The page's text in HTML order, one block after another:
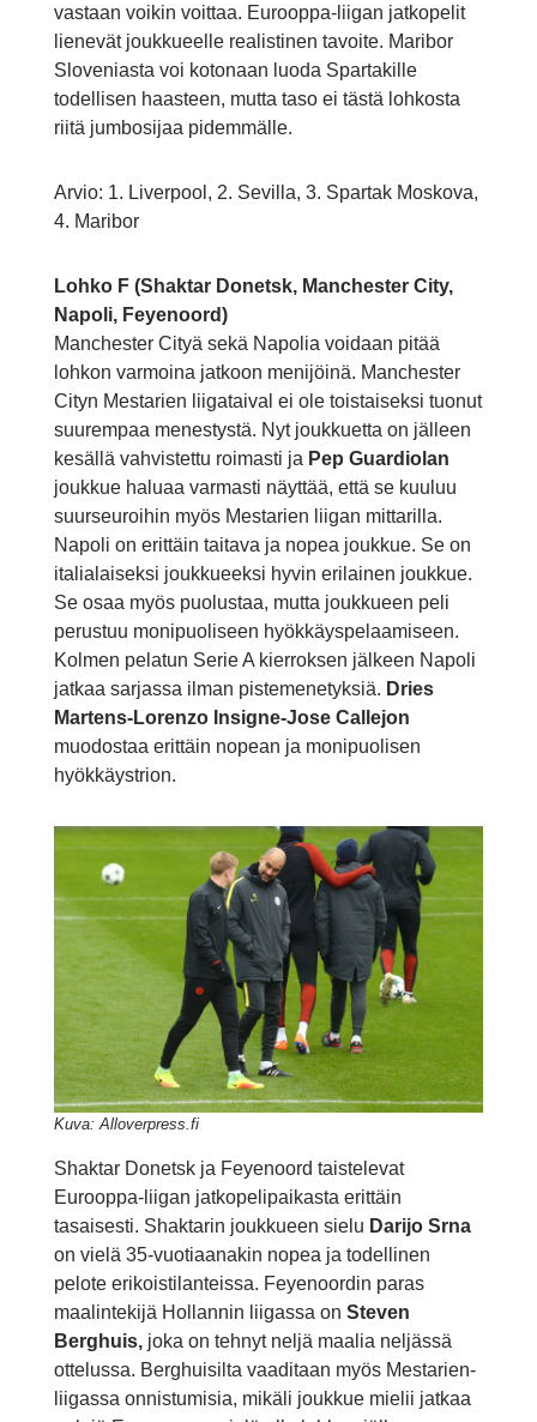
vastaan voikin voittaa. Eurooppa-liigan jatkopelit
lienevät joukkueelle realistinen tavoite. Maribor
Sloveniasta voi kotonaan luoda Spartakille
todellisen haasteen, mutta taso ei tästä lohkosta
riitä jumbosijaa pidemmälle.
Arvio: 1. Liverpool, 2. Sevilla, 3. Spartak Moskova,
4. Maribor
Lohko F (Shaktar Donetsk, Manchester City,
Napoli, Feyenoord)
Manchester Cityä sekä Napolia voidaan pitää
lohkon varmoina jatkoon menijöinä. Manchester
Cityn Mestarien liigataival ei ole toistaiseksi tuonut
suurempaa menestystä. Nyt joukkuetta on jälleen
kesällä vahvistettu roimasti ja Pep Guardiolan
joukkue haluaa varmasti näyttää, että se kuuluu
suurseuroihin myös Mestarien liigan mittarilla.
Napoli on erittäin taitava ja nopea joukkue. Se on
italialaiseksi joukkueeksi hyvin erilainen joukkue.
Se osaa myös puolustaa, mutta joukkueen peli
perustuu monipuoliseen hyökkäyspelaamiseen.
Kolmen pelatun Serie A kierroksen jälkeen Napoli
jatkaa sarjassa ilman pistemenetyksiä. Dries
Martens-Lorenzo Insigne-Jose Callejon
muodostaa erittäin nopean ja monipuolisen
hyökkäystrion.
Kuva: Alloverpress.fi
Shaktar Donetsk ja Feyenoord taistelevat
Eurooppa-liigan jatkopelipaikasta erittäin
tasaisesti. Shaktarin joukkueen sielu Darijo Srna
on vielä 35-vuotiaanakin nopea ja todellinen
pelote erikoistilanteissa. Feyenoordin paras
maalintekijä Hollannin liigassa on Steven
Berghuis, joka on tehnyt neljä maalia neljässä
ottelussa. Berghuisilta vaaditaan myös Mestarien-
liigassa onnistumisia, mikäli joukkue mielii jatkaa